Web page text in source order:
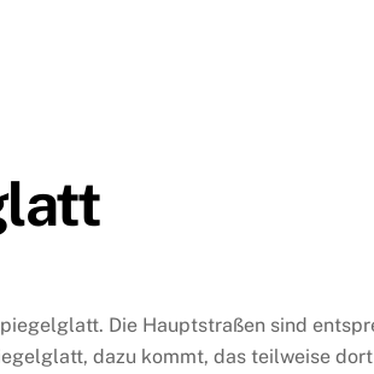
Die Hauptstraßen sind
dazu kommt, das teilweise